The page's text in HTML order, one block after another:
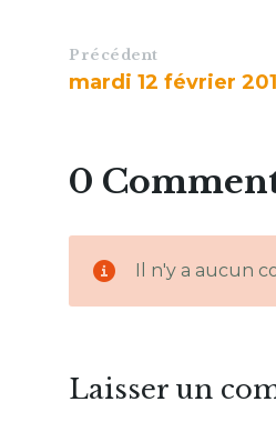
Précédent
mardi 12 février
0
Il n'y a aucun
Laisser un